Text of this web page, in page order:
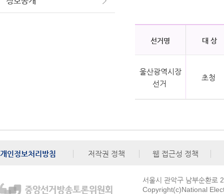
선거명 대 상
울산광역시장
선거
초청
개인정보처리방침 저작권 정책 웹 접근성 정책
서울시 관악구 남부순환로
Copyright(c)National